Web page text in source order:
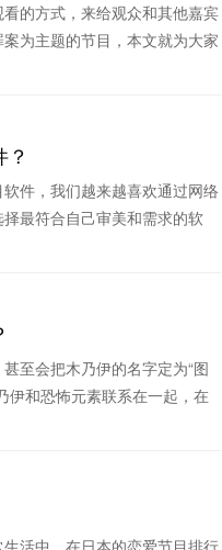
的方式，来给观众和其他嘉宾
为主题的节目，本文就为大家
件，我们越来越喜欢通过网络
最符合自己审美和需求的软
至会把木乃伊的名字定为“图
伊和恐怖元素联系在一起，在